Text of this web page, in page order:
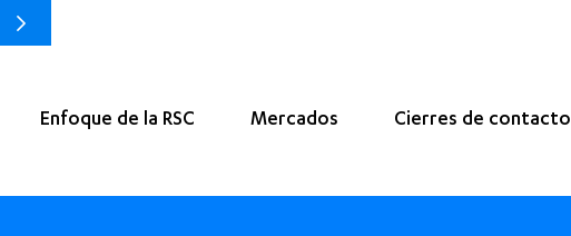
Enfoque de la RSC Mercados Cierres de contacto